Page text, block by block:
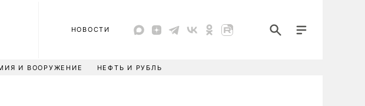
НОВОСТИ
И ВООРУЖЕНИЕ НЕФТЬ И РУБЛЬ